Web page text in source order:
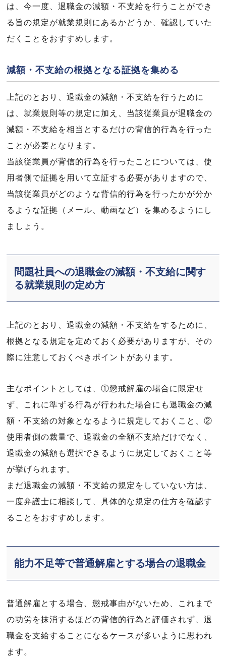
は、今一度、退職金の減額・不支給を行うことができ
る旨の規定が就業規則にあるかどうか、確認していた
だくことをおすすめします。
減額・不支給の根拠となる証拠を集める
上記のとおり、退職金の減額・不支給を行うために
は、就業規則等の規定に加え、当該従業員が退職金の
減額・不支給を相当とするだけの背信的行為を行った
ことが必要となります。
当該従業員が背信的行為を行ったことについては、使
用者側で証拠を用いて立証する必要がありますので、
当該従業員がどのような背信的行為を行ったかが分か
るような証拠（メール、動画など）を集めるようにし
ましょう。
問題社員への退職金の減額・不支給に関す
る就業規則の定め方
上記のとおり、退職金の減額・不支給をするために、
根拠となる規定を定めておく必要がありますが、その
際に注意しておくべきポイントがあります。
主なポイントとしては、①懲戒解雇の場合に限定せ
ず、これに準ずる行為が行われた場合にも退職金の減
額・不支給の対象となるように規定しておくこと、②
使用者側の裁量で、退職金の全額不支給だけでなく、
退職金の減額も選択できるように規定しておくこと等
が挙げられます。
まだ退職金の減額・不支給の規定をしていない方は、
一度弁護士に相談して、具体的な規定の仕方を確認す
ることをおすすめします。
能力不足等で普通解雇とする場合の退職金
普通解雇とする場合、懲戒事由がないため、これまで
の功労を抹消するほどの背信的行為と評価されず、退
職金を支給することになるケースが多いように思われ
ます。